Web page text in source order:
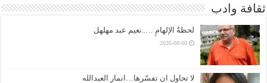
ثقافة وادب
لحظةُ الإلهامِ …..نعيم عبد مهلهل
2026-08-08
لا تحاول ان تفسّرها…انمار العبدالله